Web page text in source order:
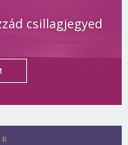
csillagjegyed